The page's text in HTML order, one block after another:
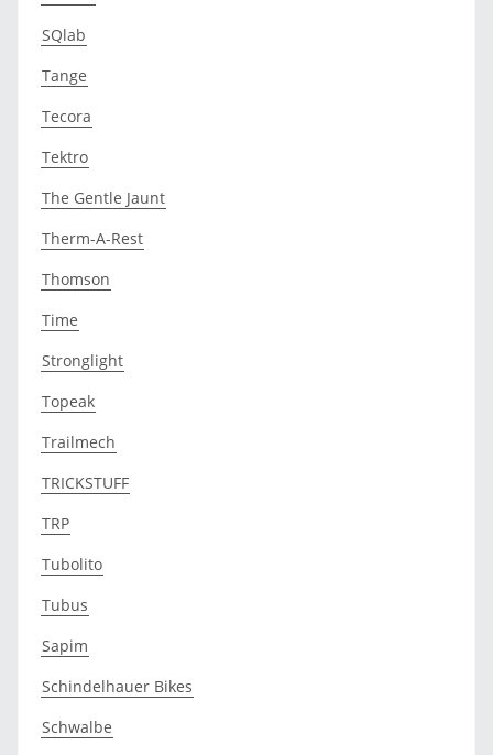
SQlab
Tange
Tecora
Tektro
The Gentle Jaunt
Therm-A-Rest
Thomson
Time
Stronglight
Topeak
Trailmech
TRICKSTUFF
TRP
Tubolito
Tubus
Sapim
Schindelhauer Bikes
Schwalbe